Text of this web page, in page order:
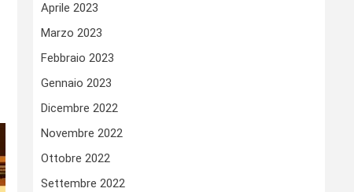
Aprile 2023
Marzo 2023
Febbraio 2023
Gennaio 2023
Dicembre 2022
Novembre 2022
Ottobre 2022
Settembre 2022